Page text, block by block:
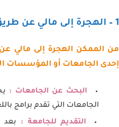
1 – الهجرة إلى مالي عن طريق الدراسة
من الممكن الهجرة إلى مالي
إحدى الجامعات أو المؤسسات
البحث عن الجامعات :
الجامعات التي تقدم برامج
التقديم للجامعة : بعد